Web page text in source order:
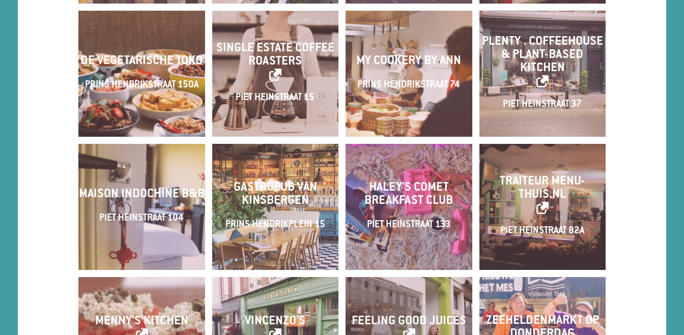
DE VEGETARISCHE TOKO
PRINS HENDRIKSTRAAT 150A
SINGLE ESTATE COFFEE
ROASTERS
PIET HEINSTRAAT 15
MY COOKERY BY ANN
PRINS HENDRIKSTRAAT 74
PLENTY . COFFEEHOUSE
& PLANT-BASED
KITCHEN
PIET HEINSTRAAT 37
MAISON INDOCHINE B&B
PIET HEINSTRAAT 104
GASTROPUB VAN
KINSBERGEN
PRINS HENDRIKPLEIN 15
HALEY'S COMET
BREAKFAST CLUB
PIET HEINSTRAAT 133
TRAITEUR MENU-
THUIS.NL
PIET HEINSTRAAT 82A
MENNY'S KITCHEN VINCENZO'S FEELING GOOD JUICES
ZEEHELDENMARKT OP